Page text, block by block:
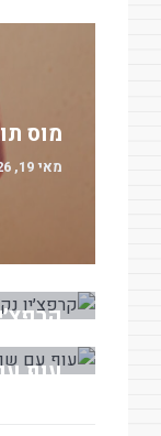
מוס
מאי 19, 2026
טרייה
מאי 18, 2026
עוף